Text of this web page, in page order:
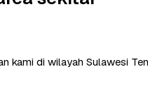
kami di wilayah Sulawesi